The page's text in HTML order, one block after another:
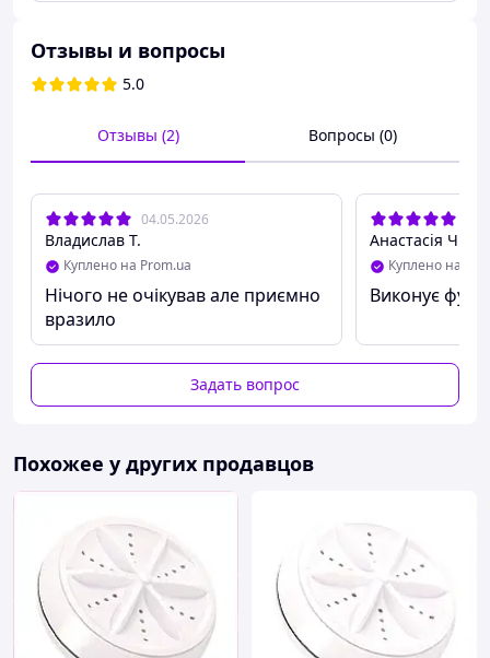
ограниченного пространства. Благодаря
ультразвуковой технологии, TURBINE WASH
обеспечивает глубокое очищение тканей
температуры воды или перемешивании
Отзывы и вопросы
5.0
Отзывы (2) Вопросы (0)
04.05.2026
Владислав Т.
Куплено на Prom.ua
Нічого не очікував але приємно
вразило
Анастасія Ч.
Куплено на
Виконує
Задать вопрос
Похожее у других продавцов